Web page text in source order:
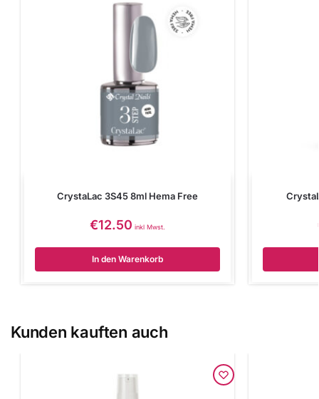
CrystaLac 3S45 8ml Hema Free
€12.50 inkl Mwst.
In den Warenkorb
Kunden kauften auch